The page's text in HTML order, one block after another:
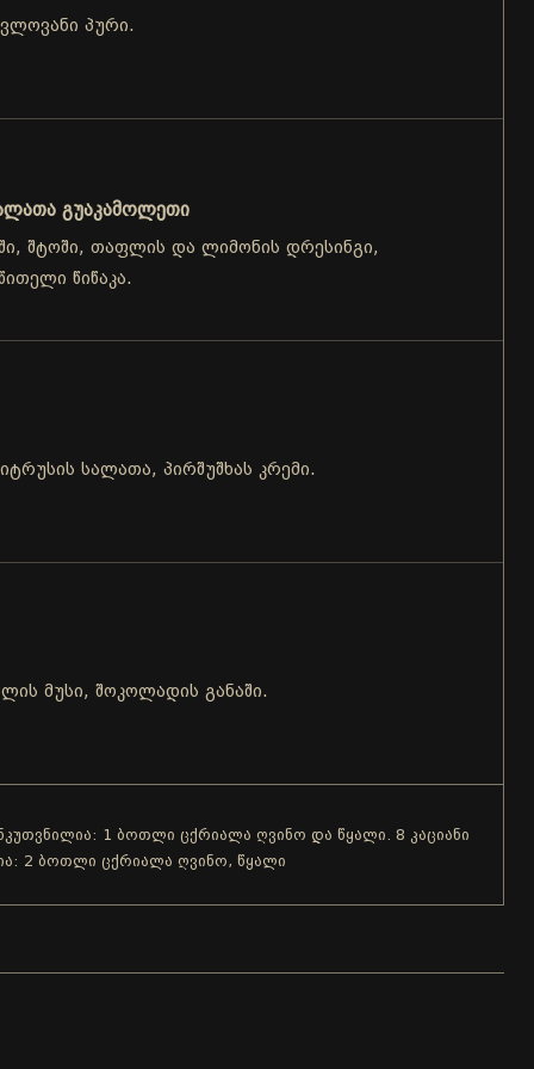
პური.
გუაკამოლეთი
შტოში, თაფლის და ლიმონის დრესინგი,
წიწაკა.
სალათა, პირშუშხას კრემი.
მუსი, შოკოლადის განაში.
1 ბოთლი ცქრიალა ღვინო და წყალი. 8 კაციანი
2 ბოთლი ცქრიალა ღვინო, წყალი